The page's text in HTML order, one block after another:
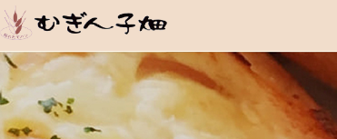
内
容
を
ス
キ
ッ